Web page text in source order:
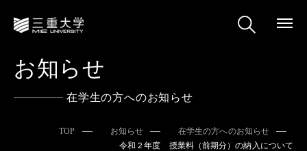
お知らせ
在学生の方へのお知らせ
TOP お知らせ
在学生の方へのお知らせ
令和２年度 授業料（前期分）の納入について